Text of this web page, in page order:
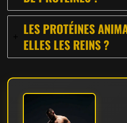
LES PROTÉINES
ELLES LES REINS ?